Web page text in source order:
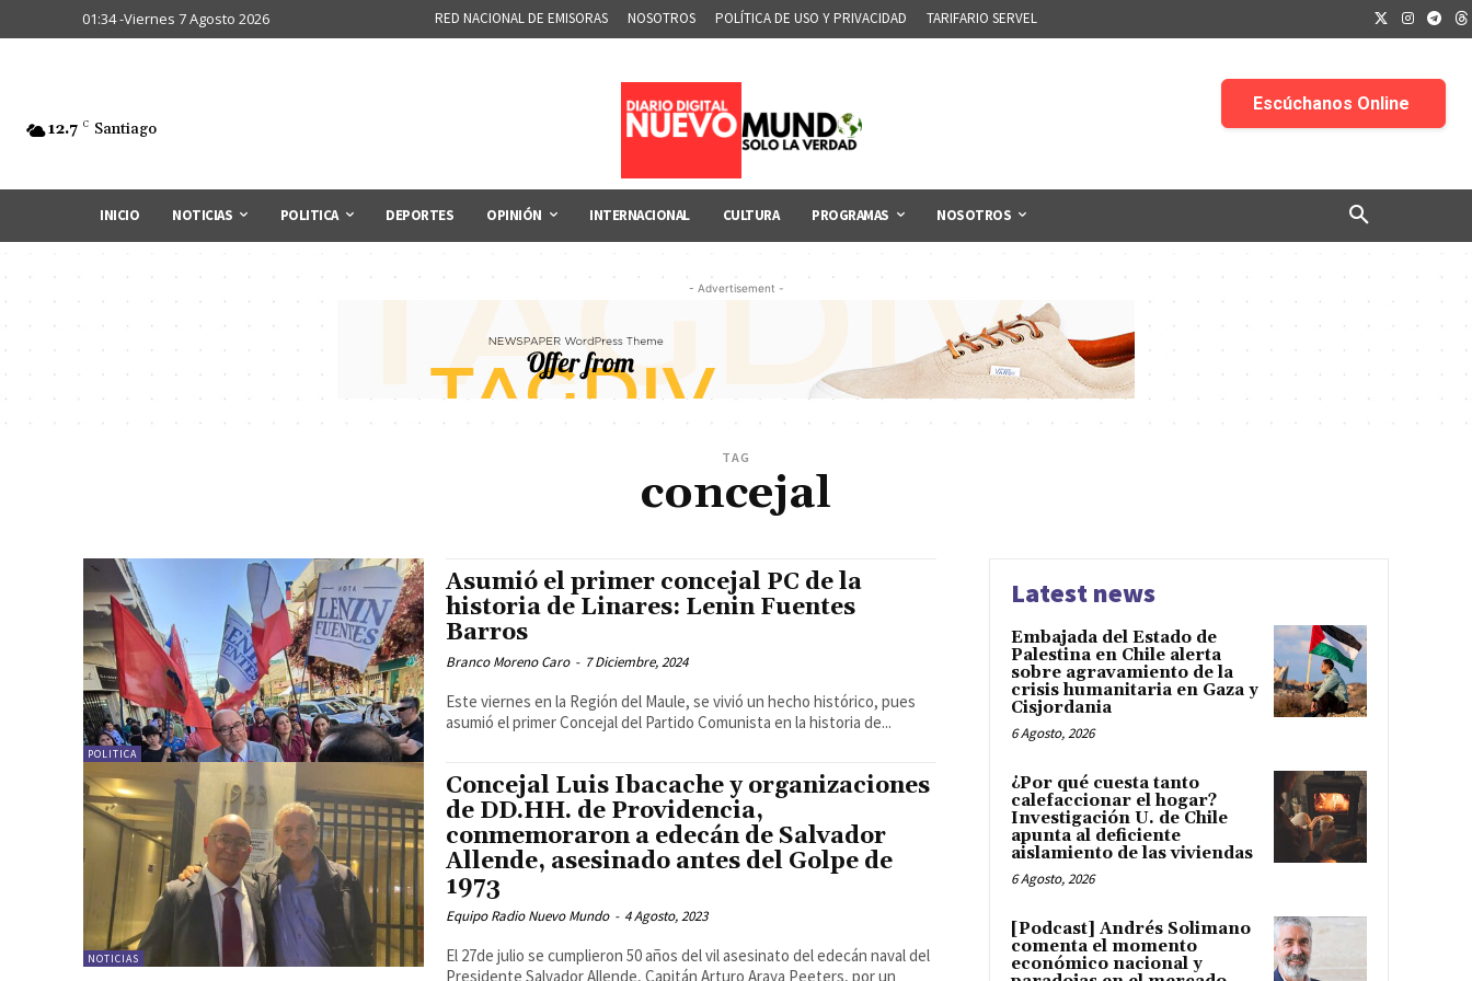
01:34 -Viernes 7 Agosto 2026 RED NACIONAL DE EMISORAS NOSOTROS POLÍTICA DE USO Y PRIVACIDAD TARIFARIO SERVEL
12.7 C Santiago
INICIO NOTICIAS POLITICA DEPORTES OPINIÓN INTERNACIONAL CULTURA PROGRAMAS NOSOTROS
- Advertisement -
TAG
concejal
POLITICA
Asumió el primer concejal PC de la
historia de Linares: Lenin Fuentes
Barros
Branco Moreno Caro - 7 Diciembre, 2024
Este viernes en la Región del Maule, se vivió un hecho histórico, pues
asumió el primer Concejal del Partido Comunista en la historia de...
NOTICIAS
Concejal Luis Ibacache y organizaciones
de DD.HH. de Providencia,
conmemoraron a edecán de Salvador
Allende, asesinado antes del Golpe de
1973
Equipo Radio Nuevo Mundo - 4 Agosto, 2023
El 27de julio se cumplieron 50 años del vil asesinato del edecán naval del
Presidente Salvador Allende, Capitán Arturo Araya Peeters, por un
Latest news
Embajada del Estado de
Palestina en Chile alerta
sobre agravamiento de la
crisis humanitaria en Gaza y
Cisjordania
6 Agosto, 2026
¿Por qué cuesta tanto
calefaccionar el hogar?
Investigación U. de Chile
apunta al deficiente
aislamiento de las viviendas
6 Agosto, 2026
[Podcast] Andrés Solimano
comenta el momento
económico nacional y